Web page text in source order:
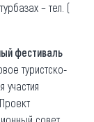
– тел. (
фестиваль
туристско-
участия